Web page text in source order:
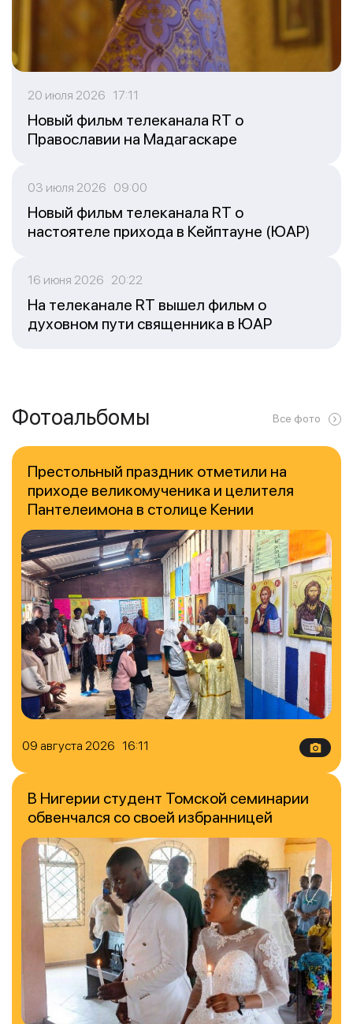
20 июля 2026 17:11
Новый фильм телеканала RT о
Православии на Мадагаскаре
03 июля 2026 09:00
Новый фильм телеканала RT о
настоятеле прихода в Кейптауне (ЮАР)
16 июня 2026 20:22
На телеканале RT вышел фильм о
духовном пути священника в ЮАР
Фотоальбомы Все фото
09 августа 2026 16:11
Престольный праздник отметили на
приходе великомученика и целителя
Пантелеимона в столице Кении
В Нигерии студент Томской семинарии
обвенчался со своей избранницей